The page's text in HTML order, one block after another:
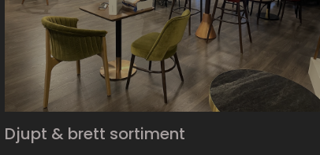
Djupt & brett sortiment